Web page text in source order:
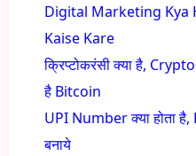
Digital Marketing
Kaise Kare
क्रिप्टोकरंसी क्या है,
है Bitcoin
UPI Number क्या होता
बनाये